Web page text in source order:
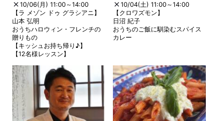
10/06(月) 11:00～14:00
【ラ メゾン ドゥ グラシアニ】
山本 弘明
おうちハロウィン・フレンチの
贈りもの
【キッシュお持ち帰り♪】
【12名様レッスン】
10/04(土) 11:00～14:00
【クロワズモン】
日沼 紀子
おうちのご飯に馴染むスパイス
カレー